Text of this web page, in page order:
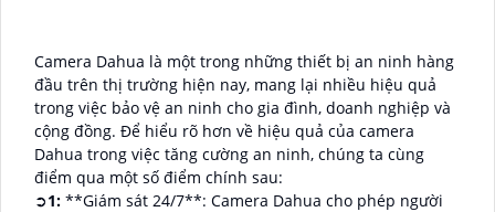
Camera Dahua là một trong những thiết bị an ninh hàng
đầu trên thị trường hiện nay, mang lại nhiều hiệu quả
trong việc bảo vệ an ninh cho gia đình, doanh nghiệp và
cộng đồng. Để hiểu rõ hơn về hiệu quả của camera
Dahua trong việc tăng cường an ninh, chúng ta cùng
điểm qua một số điểm chính sau:
➲1: **Giám sát 24/7**: Camera Dahua cho phép người